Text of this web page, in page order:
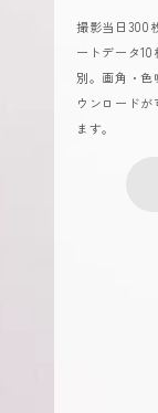
撮影当日300
ートデータ
別。画角・
ウンロード
ます。